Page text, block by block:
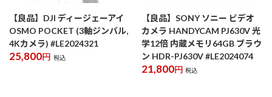
【良品】DJI ディージェーアイ
OSMO POCKET (3軸ジンバル,
4Kカメラ) #LE2024321
25,800円 税込
【良品】SONY ソニー ビデオ
カメラ HANDYCAM PJ630V 光
学12倍 内蔵メモリ64GB ブラウ
ン HDR-PJ630V #LE2024074
21,800円 税込